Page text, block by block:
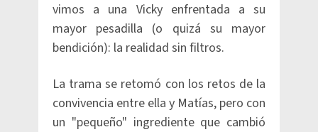
vimos a una Vicky enfrentada a su
mayor pesadilla (o quizá su mayor
bendición): la realidad sin filtros.
La trama se retomó con los retos de la
convivencia entre ella y Matías, pero con
un "pequeño" ingrediente que cambió